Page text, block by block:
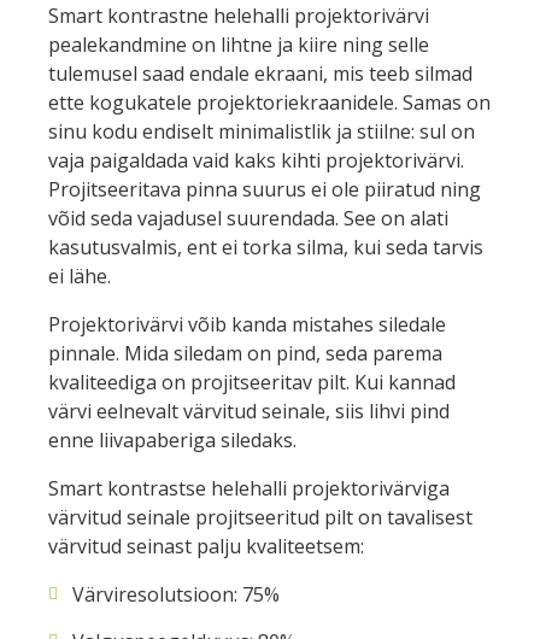
Smart kontrastne helehalli projektorivärvi
pealekandmine on lihtne ja kiire ning selle
tulemusel saad endale ekraani, mis teeb silmad
ette kogukatele projektoriekraanidele. Samas on
sinu kodu endiselt minimalistlik ja stiilne: sul on
vaja paigaldada vaid kaks kihti projektorivärvi.
Projitseeritava pinna suurus ei ole piiratud ning
võid seda vajadusel suurendada. See on alati
kasutusvalmis, ent ei torka silma, kui seda tarvis
ei lähe.
Projektorivärvi võib kanda mistahes siledale
pinnale. Mida siledam on pind, seda parema
kvaliteediga on projitseeritav pilt. Kui kannad
värvi eelnevalt värvitud seinale, siis lihvi pind
enne liivapaberiga siledaks.
Smart kontrastse helehalli projektorivärviga
värvitud seinale projitseeritud pilt on tavalisest
värvitud seinast palju kvaliteetsem:
Värviresolutsioon: 75%